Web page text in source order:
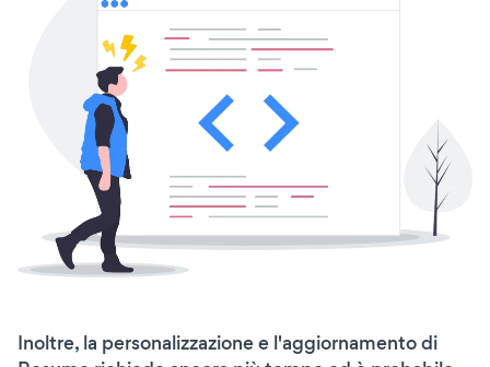
Inoltre, la personalizzazione e l'aggiornamento di